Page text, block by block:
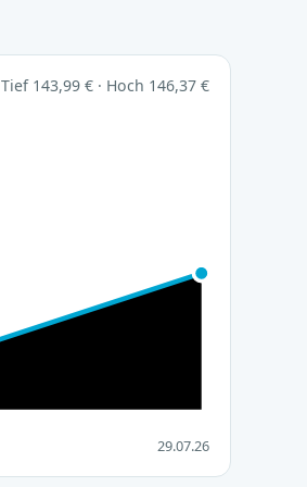
Tief 143,99 € · Hoch 146,37 €
29.07.26